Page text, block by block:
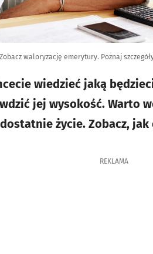
waloryzację emerytury. Poznaj
wiedzieć jaką
jej wysokość. Warto
życie. Zobacz,
REKLAMA